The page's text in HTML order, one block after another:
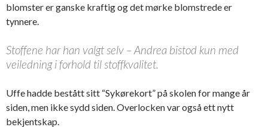
blomster er ganske kraftig og det mørke blomstrede er
tynnere.
Stoffene har han valgt selv – Andrea bistod kun med
veiledning i forhold til stoffkvalitet.
Uffe hadde bestått sitt “Sykørekort” på skolen for mange år
siden, men ikke sydd siden. Overlocken var også ett nytt
bekjentskap.